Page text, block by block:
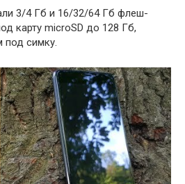
3/4 Гб и 16/32/64 Гб флеш-
карту microSD до 128 Гб,
симку.